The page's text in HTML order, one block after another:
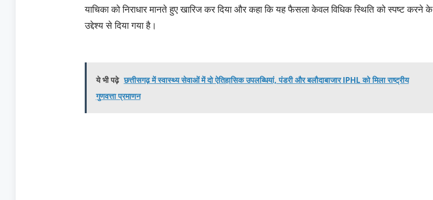
याचिका को निराधार मानते हुए खारिज कर दिया और कहा कि यह फैसला केवल विधिक स्थिति को स्पष्ट करने के
उद्देश्य से दिया गया है।
ये भी पढ़े छत्तीसगढ़ में स्वास्थ्य सेवाओं में दो ऐतिहासिक उपलब्धियां, पंडरी और बलौदाबाजार IPHL को मिला राष्ट्रीय
गुणवत्ता प्रमाणन